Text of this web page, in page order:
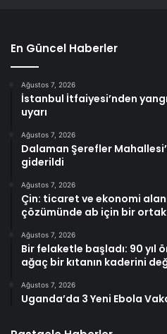
En Güncel Haberler
Ağustos 7, 2026
İstanbul İtfaiyesi’nden
uyarı
Ağustos 7, 2026
Dalaman Şerefler
giderildi
Ağustos 7, 2026
Çin: ticaret ve ekonomi
çözümünde ab için bir
Ağustos 7, 2026
Bir felaketle başladı: 90 yıl
ağaç bir kıtanın kaderini
Ağustos 7, 2026
Uganda’da 3 Yeni Ebola